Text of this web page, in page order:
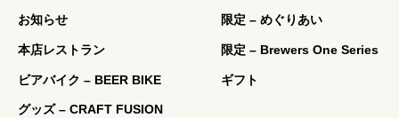
お知らせ
本店レストラン
ビアバイク – BEER BIKE
グッズ – CRAFT FUSION
限定 – めぐりあい
限定 – Brewers One Series
ギフト